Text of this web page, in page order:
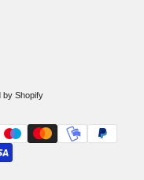
by Shopify